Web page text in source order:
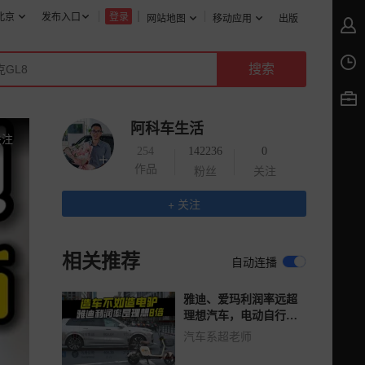
网站地图 移动应用 出版
登录
发布入口
京
阿科车生活
254
作品
142236
粉丝
0
关注
+ 关注
相关推荐 自动连播
雅迪、爱玛利润率远超
理想汽车，电动自行车
暗藏多少溢价？
汽车系超老师